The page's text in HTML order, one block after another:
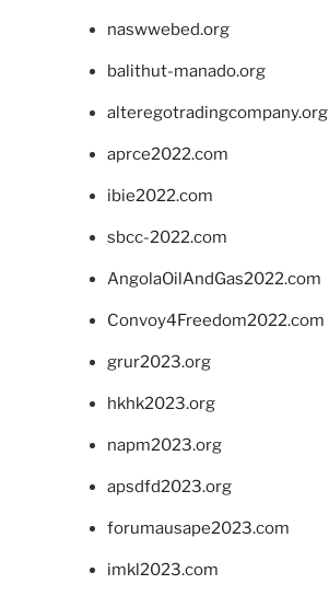
naswwebed.org
balithut-manado.org
alteregotradingcompany.org
aprce2022.com
ibie2022.com
sbcc-2022.com
AngolaOilAndGas2022.com
Convoy4Freedom2022.com
grur2023.org
hkhk2023.org
napm2023.org
apsdfd2023.org
forumausape2023.com
imkl2023.com